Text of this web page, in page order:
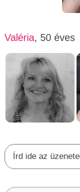
Valéria, 50 éves